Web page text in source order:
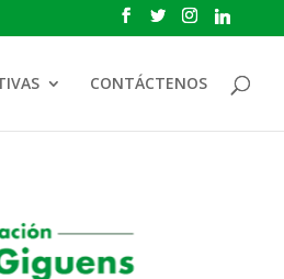
CONTÁCTENOS